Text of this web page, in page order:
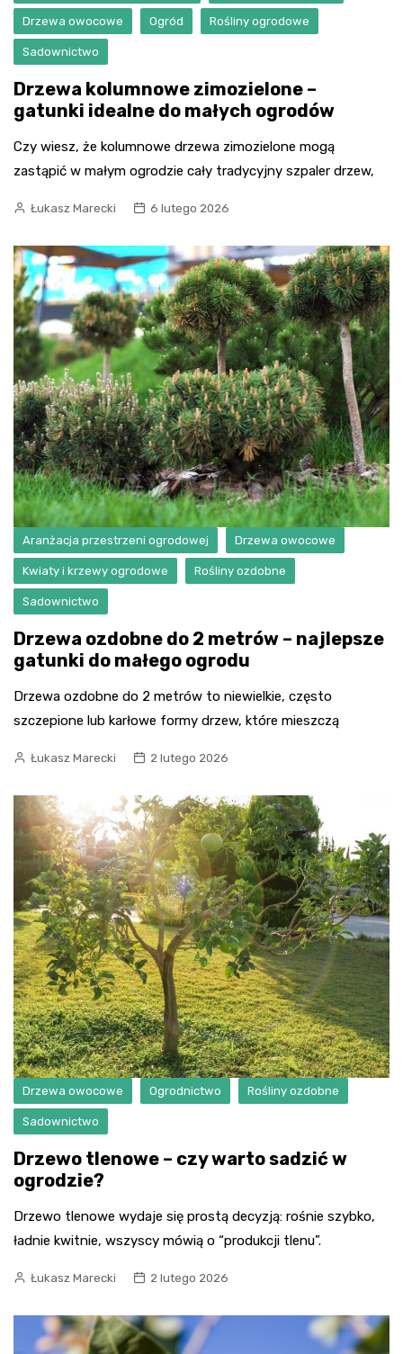
Drzewa owocowe Ogród Rośliny ogrodowe
Sadownictwo
Drzewa kolumnowe zimozielone –
gatunki idealne do małych ogrodów
Czy wiesz, że kolumnowe drzewa zimozielone mogą
zastąpić w małym ogrodzie cały tradycyjny szpaler drzew,
Łukasz Marecki 6 lutego 2026
Aranżacja przestrzeni ogrodowej Drzewa owocowe
Kwiaty i krzewy ogrodowe Rośliny ozdobne
Sadownictwo
Drzewa ozdobne do 2 metrów – najlepsze
gatunki do małego ogrodu
Drzewa ozdobne do 2 metrów to niewielkie, często
szczepione lub karłowe formy drzew, które mieszczą
Łukasz Marecki 2 lutego 2026
Drzewa owocowe Ogrodnictwo Rośliny ozdobne
Sadownictwo
Drzewo tlenowe – czy warto sadzić w
ogrodzie?
Drzewo tlenowe wydaje się prostą decyzją: rośnie szybko,
ładnie kwitnie, wszyscy mówią o “produkcji tlenu”.
Łukasz Marecki 2 lutego 2026